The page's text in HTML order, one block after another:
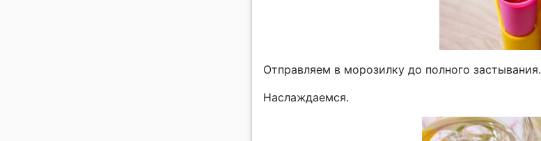
Отправляем в морозилку до полного застывания.
Наслаждаемся.